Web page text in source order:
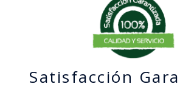
Satisfacción